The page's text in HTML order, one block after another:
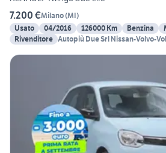
7.200 €Milano(MI)
Usato
04/2016 126000 Km Benzina
Rivenditore
Autopiù Due Srl